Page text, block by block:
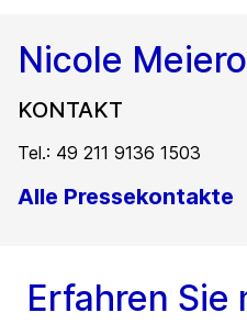
Nicole
KONTAKT
Tel.: 49 211 9136 1503
Alle Pressekontakte
Erfahren Sie